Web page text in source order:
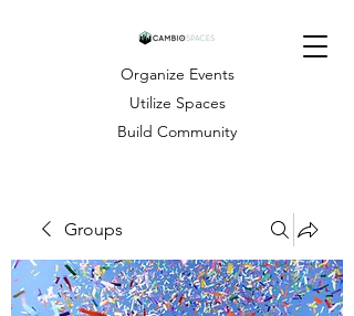
Organize Events
Utilize Spaces
Build Community
Groups